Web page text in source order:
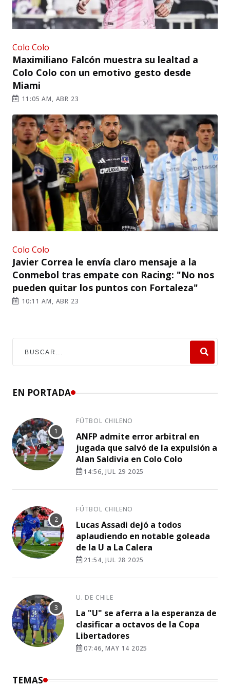
Colo Colo
Maximiliano Falcón muestra su lealtad a
Colo Colo con un emotivo gesto desde
Miami
11:05 AM, ABR 23
Colo Colo
Javier Correa le envía claro mensaje a la
Conmebol tras empate con Racing: "No nos
pueden quitar los puntos con Fortaleza"
10:11 AM, ABR 23
EN PORTADA
FÚTBOL CHILENO
ANFP admite error arbitral en
jugada que salvó de la expulsión a
Alan Saldivia en Colo Colo
14:56, JUL 29 2025
FÚTBOL CHILENO
Lucas Assadi dejó a todos
aplaudiendo en notable goleada
de la U a La Calera
21:54, JUL 28 2025
U. DE CHILE
La "U" se aferra a la esperanza de
clasificar a octavos de la Copa
Libertadores
07:46, MAY 14 2025
TEMAS